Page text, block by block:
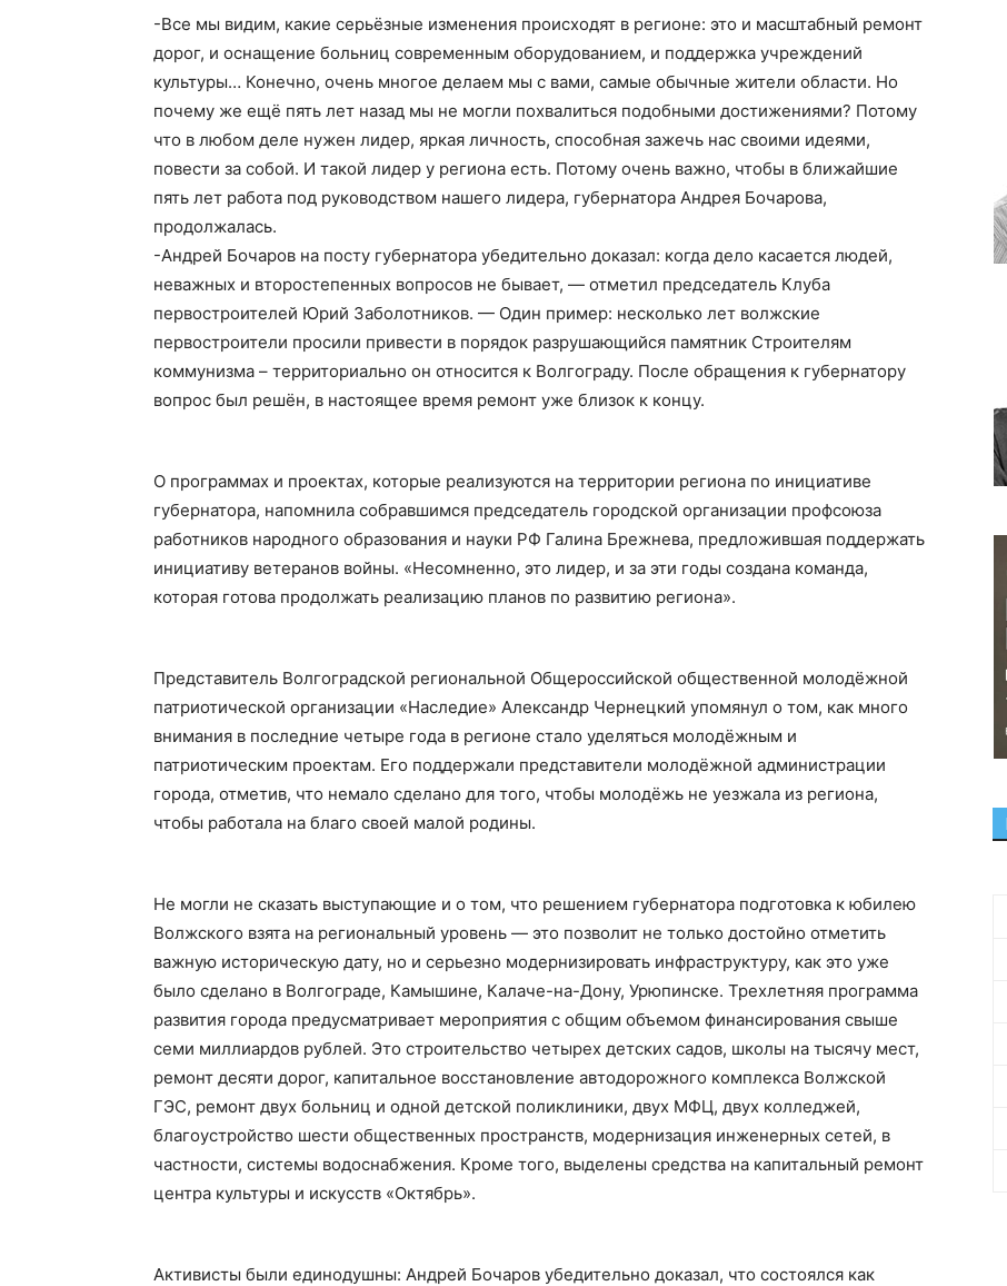
-Все мы видим, какие серьёзные изменения происходят в регионе: это и масштабный ремонт
дорог, и оснащение больниц современным оборудованием, и поддержка учреждений
культуры… Конечно, очень многое делаем мы с вами, самые обычные жители области. Но
почему же ещё пять лет назад мы не могли похвалиться подобными достижениями? Потому
что в любом деле нужен лидер, яркая личность, способная зажечь нас своими идеями,
повести за собой. И такой лидер у региона есть. Потому очень важно, чтобы в ближайшие
пять лет работа под руководством нашего лидера, губернатора Андрея Бочарова,
продолжалась.
-Андрей Бочаров на посту губернатора убедительно доказал: когда дело касается людей,
неважных и второстепенных вопросов не бывает, — отметил председатель Клуба
первостроителей Юрий Заболотников. — Один пример: несколько лет волжские
первостроители просили привести в порядок разрушающийся памятник Строителям
коммунизма – территориально он относится к Волгограду. После обращения к губернатору
вопрос был решён, в настоящее время ремонт уже близок к концу.
О программах и проектах, которые реализуются на территории региона по инициативе
губернатора, напомнила собравшимся председатель городской организации профсоюза
работников народного образования и науки РФ Галина Брежнева, предложившая поддержать
инициативу ветеранов войны. «Несомненно, это лидер, и за эти годы создана команда,
которая готова продолжать реализацию планов по развитию региона».
Представитель Волгоградской региональной Общероссийской общественной молодёжной
патриотической организации «Наследие» Александр Чернецкий упомянул о том, как много
внимания в последние четыре года в регионе стало уделяться молодёжным и
патриотическим проектам. Его поддержали представители молодёжной администрации
города, отметив, что немало сделано для того, чтобы молодёжь не уезжала из региона,
чтобы работала на благо своей малой родины.
Не могли не сказать выступающие и о том, что решением губернатора подготовка к юбилею
Волжского взята на региональный уровень — это позволит не только достойно отметить
важную историческую дату, но и серьезно модернизировать инфраструктуру, как это уже
было сделано в Волгограде, Камышине, Калаче-на-Дону, Урюпинске. Трехлетняя программа
развития города предусматривает мероприятия с общим объемом финансирования свыше
семи миллиардов рублей. Это строительство четырех детских садов, школы на тысячу мест,
ремонт десяти дорог, капитальное восстановление автодорожного комплекса Волжской
ГЭС, ремонт двух больниц и одной детской поликлиники, двух МФЦ, двух колледжей,
благоустройство шести общественных пространств, модернизация инженерных сетей, в
частности, системы водоснабжения. Кроме того, выделены средства на капитальный ремонт
центра культуры и искусств «Октябрь».
Активисты были единодушны: Андрей Бочаров убедительно доказал, что состоялся как